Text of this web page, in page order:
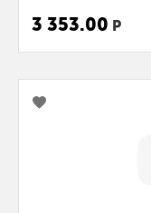
3 353.00 Р